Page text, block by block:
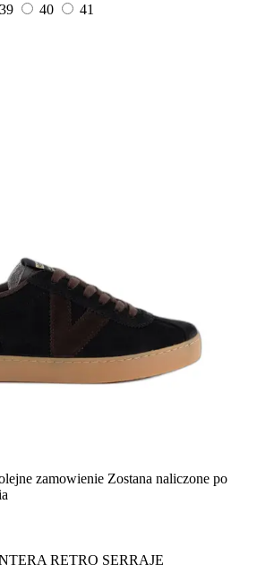
39 40
41
zamowienie Zostana naliczone po
RETRO SERRAJE